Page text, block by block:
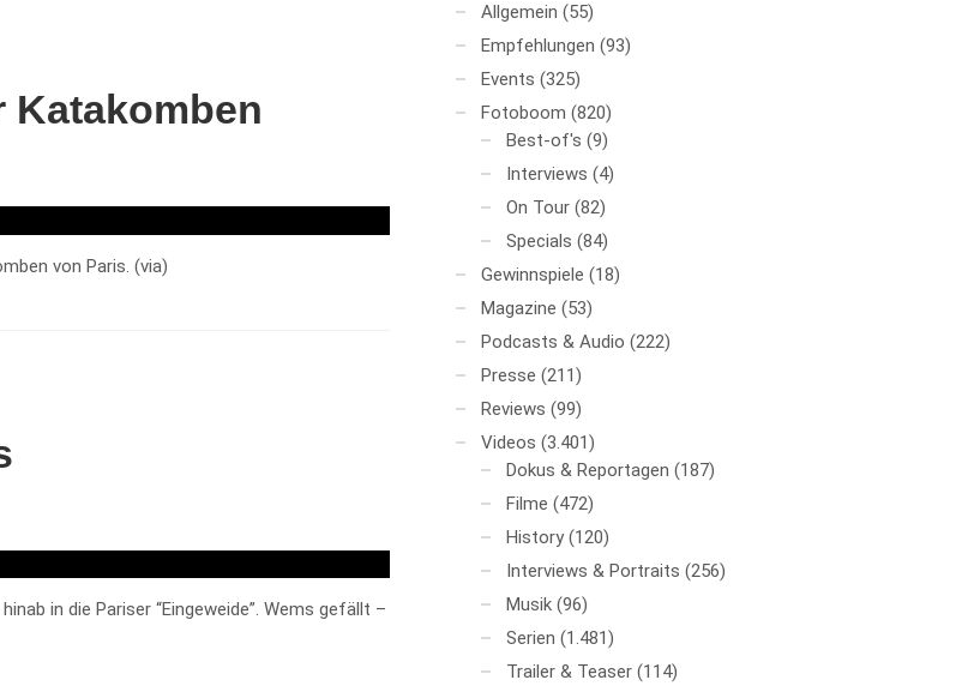
Katakomben
von Paris. (via)
in die Pariser “Eingeweide”. Wems gefällt –
Allgemein (55)
Empfehlungen (93)
Events (325)
Fotoboom (820)
Best-of's (9)
Interviews (4)
On Tour (82)
Specials (84)
Gewinnspiele (18)
Magazine (53)
Podcasts & Audio (222)
Presse (211)
Reviews (99)
Videos (3.401)
Dokus & Reportagen (187)
Filme (472)
History (120)
Interviews & Portraits (256)
Musik (96)
Serien (1.481)
Trailer & Teaser (114)